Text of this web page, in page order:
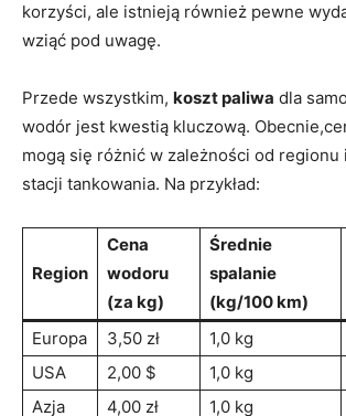
korzyści, ale⁢ istnieją również⁣ pewne
‌wziąć pod uwagę.
Przede⁢ wszystkim, koszt paliwa dla
wodór jest kwestią kluczową.
mogą się różnić w ​zależności od regionu
stacji tankowania. Na przykład:
Region
Cena
wodoru⁣
(za kg)
Średnie
spalanie
(kg/100 km)
Europa
3,50 ‍zł 1,0 kg
USA
2,00 $ 1,0 kg
Azja
4,00 zł 1,0 kg